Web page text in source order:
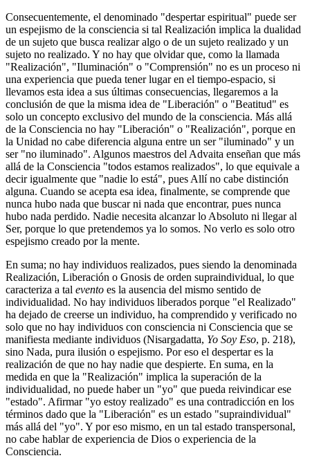
Consecuentemente, el denominado "despertar espiritual" puede ser
un espejismo de la consciencia si tal Realización implica la dualidad
de un sujeto que busca realizar algo o de un sujeto realizado y un
sujeto no realizado. Y no hay que olvidar que, como la llamada
"Realización", "Iluminación" o "Comprensión" no es un proceso ni
una experiencia que pueda tener lugar en el tiempo-espacio, si
llevamos esta idea a sus últimas consecuencias, llegaremos a la
conclusión de que la misma idea de "Liberación" o "Beatitud" es
solo un concepto exclusivo del mundo de la consciencia. Más allá
de la Consciencia no hay "Liberación" o "Realización", porque en
la Unidad no cabe diferencia alguna entre un ser "iluminado" y un
ser "no iluminado". Algunos maestros del Advaita enseñan que más
allá de la Consciencia "todos estamos realizados", lo que equivale a
decir igualmente que "nadie lo está", pues Allí no cabe distinción
alguna. Cuando se acepta esa idea, finalmente, se comprende que
nunca hubo nada que buscar ni nada que encontrar, pues nunca
hubo nada perdido. Nadie necesita alcanzar lo Absoluto ni llegar al
Ser, porque lo que pretendemos ya lo somos. No verlo es solo otro
espejismo creado por la mente.
En suma; no hay individuos realizados, pues siendo la denominada
Realización, Liberación o Gnosis de orden supraindividual, lo que
caracteriza a tal evento es la ausencia del mismo sentido de
individualidad. No hay individuos liberados porque "el Realizado"
ha dejado de creerse un individuo, ha comprendido y verificado no
solo que no hay individuos con consciencia ni Consciencia que se
manifiesta mediante individuos (Nisargadatta, Yo Soy Eso, p. 218),
sino Nada, pura ilusión o espejismo. Por eso el despertar es la
realización de que no hay nadie que despierte. En suma, en la
medida en que la "Realización" implica la superación de la
individualidad, no puede haber un "yo" que pueda reivindicar ese
"estado". Afirmar "yo estoy realizado" es una contradicción en los
términos dado que la "Liberación" es un estado "supraindividual"
más allá del "yo". Y por eso mismo, en un tal estado transpersonal,
no cabe hablar de experiencia de Dios o experiencia de la
Consciencia.